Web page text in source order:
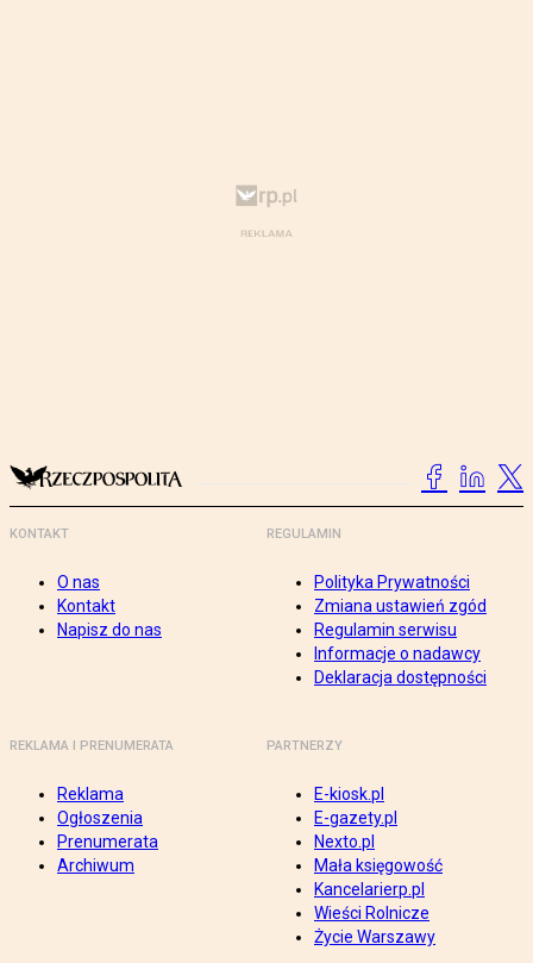
KONTAKT
O nas
Kontakt
Napisz do nas
REGULAMIN
Polityka Prywatności
Zmiana ustawień zgód
Regulamin serwisu
Informacje o nadawcy
Deklaracja dostępności
REKLAMA I PRENUMERATA
Reklama
Ogłoszenia
Prenumerata
Archiwum
PARTNERZY
E-kiosk.pl
E-gazety.pl
Nexto.pl
Mała księgowość
Kancelarierp.pl
Wieści Rolnicze
Życie Warszawy